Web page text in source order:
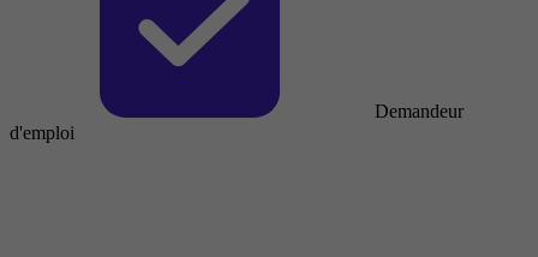
Demandeur
d'emploi